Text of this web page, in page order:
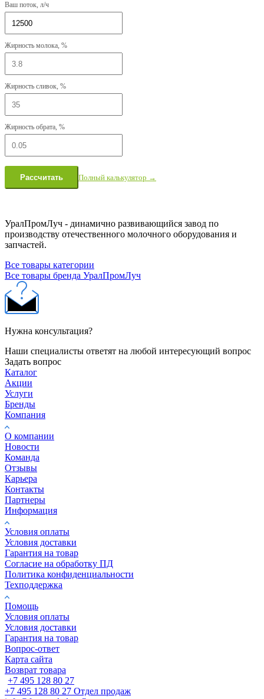
Ваш поток, л/ч
Жирность молока, %
Жирность сливок, %
Жирность обрата, %
Рассчитать Полный калькулятор →
УралПромЛуч - динамично развивающийся завод по
производству отечественного молочного оборудования и
запчастей.
Все товары категории
Все товары бренда УралПромЛуч
Нужна консультация?
Наши специалисты ответят на любой интересующий вопрос
Задать вопрос
Каталог
Акции
Услуги
Бренды
Компания
О компании
Новости
Команда
Отзывы
Карьера
Контакты
Партнеры
Информация
Условия оплаты
Условия доставки
Гарантия на товар
Согласие на обработку ПД
Политика конфиденциальности
Техподдержка
Помощь
Условия оплаты
Условия доставки
Гарантия на товар
Вопрос-ответ
Карта сайта
Возврат товара
+7 495 128 80 27
+7 495 128 80 27 Отдел продаж